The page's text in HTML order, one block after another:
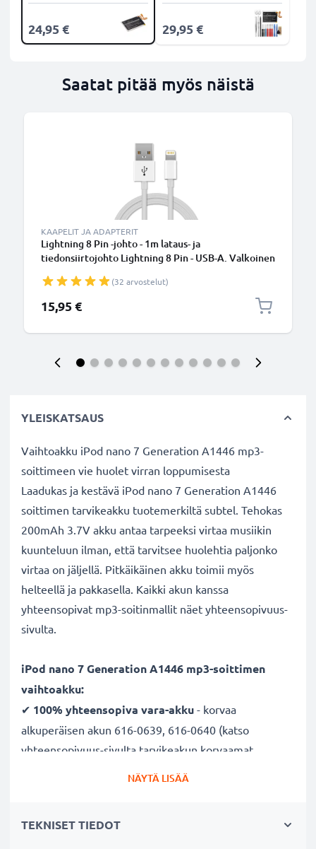
24,95 € 29,95 €
Saatat pitää myös näistä
KAAPELIT JA ADAPTERIT
Lightning 8 Pin -johto - 1m lataus- ja
tiedonsiirtojohto Lightning 8 Pin - USB-A. Valkoinen
(32 arvostelut)
15,95 €
YLEISKATSAUS
Vaihtoakku iPod nano 7 Generation A1446 mp3-
soittimeen vie huolet virran loppumisesta
Laadukas ja kestävä iPod nano 7 Generation A1446
soittimen tarvikeakku tuotemerkiltä subtel. Tehokas
200mAh 3.7V akku antaa tarpeeksi virtaa musiikin
kuunteluun ilman, että tarvitsee huolehtia paljonko
virtaa on jäljellä. Pitkäikäinen akku toimii myös
helteellä ja pakkasella. Kaikki akun kanssa
yhteensopivat mp3-soitinmallit näet yhteensopivuus-
sivulta.
iPod nano 7 Generation A1446 mp3-soittimen
vaihtoakku:
✔ 100% yhteensopiva vara-akku - korvaa
alkuperäisen akun 616-0639, 616-0640 (katso
yhteensopivuus-sivulta tarvikeakun korvaamat
✔Nauti vapaudesta ja riippumattomuudesta
NÄYTÄ LISÄÄ
TEKNISET TIEDOT